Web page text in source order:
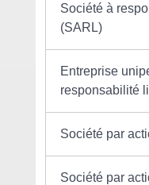
Société à
(SARL)
Entreprise
responsabilité
Société par
Société par